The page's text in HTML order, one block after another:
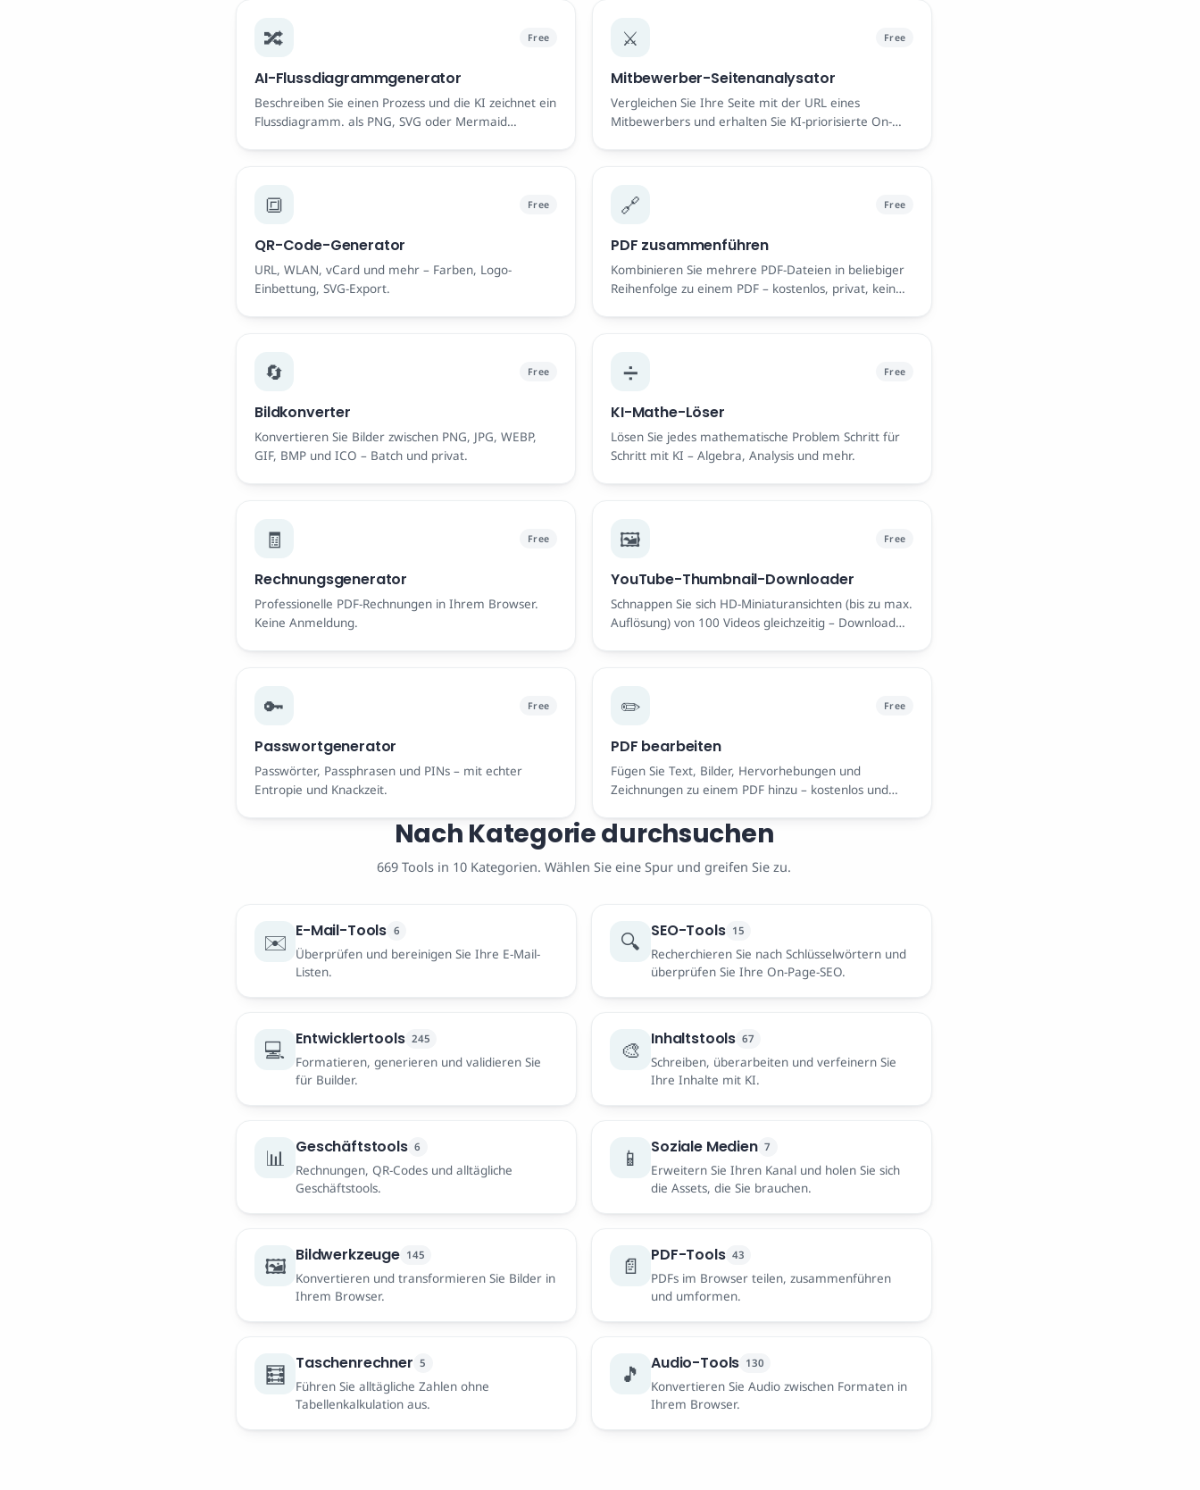
🔀 Free
AI-Flussdiagrammgenerator
Beschreiben Sie einen Prozess und die KI zeichnet ein
Flussdiagramm. als PNG, SVG oder Mermaid
⚔️ Free
Mitbewerber-Seitenanalysator
Vergleichen Sie Ihre Seite mit der URL eines
Mitbewerbers und erhalten Sie KI-priorisierte On-
🔳 Free
QR-Code-Generator
URL, WLAN, vCard und mehr – Farben, Logo-
Einbettung, SVG-Export.
🔗 Free
PDF zusammenführen
Kombinieren Sie mehrere PDF-Dateien in beliebiger
Reihenfolge zu einem PDF – kostenlos, privat, kein
🔄 Free
Bildkonverter
Konvertieren Sie Bilder zwischen PNG, JPG, WEBP,
GIF, BMP und ICO – Batch und privat.
➗ Free
KI-Mathe-Löser
Lösen Sie jedes mathematische Problem Schritt für
Schritt mit KI – Algebra, Analysis und mehr.
🧾 Free
Rechnungsgenerator
Professionelle PDF-Rechnungen in Ihrem Browser.
Keine Anmeldung.
🖼️ Free
YouTube-Thumbnail-Downloader
Schnappen Sie sich HD-Miniaturansichten (bis zu max.
Auflösung) von 100 Videos gleichzeitig – Download
🔑 Free
Passwortgenerator
Passwörter, Passphrasen und PINs – mit echter
Entropie und Knackzeit.
✏️ Free
PDF bearbeiten
Fügen Sie Text, Bilder, Hervorhebungen und
Zeichnungen zu einem PDF hinzu – kostenlos und
Nach Kategorie durchsuchen
669 Tools in 10 Kategorien. Wählen Sie eine Spur und greifen Sie zu.
✉️ E-Mail-Tools 6
Überprüfen und bereinigen Sie Ihre E-Mail-
Listen.
🔍 SEO-Tools 15
Recherchieren Sie nach Schlüsselwörtern und
überprüfen Sie Ihre On-Page-SEO.
💻 Entwicklertools 245
Formatieren, generieren und validieren Sie
für Builder.
🎨 Inhaltstools 67
Schreiben, überarbeiten und verfeinern Sie
Ihre Inhalte mit KI.
📊 Geschäftstools 6
Rechnungen, QR-Codes und alltägliche
Geschäftstools.
📱 Soziale Medien 7
Erweitern Sie Ihren Kanal und holen Sie sich
die Assets, die Sie brauchen.
🖼️ Bildwerkzeuge 145
Konvertieren und transformieren Sie Bilder in
Ihrem Browser.
📄 PDF-Tools 43
PDFs im Browser teilen, zusammenführen
und umformen.
🧮 Taschenrechner 5
Führen Sie alltägliche Zahlen ohne
Tabellenkalkulation aus.
🎵 Audio-Tools 130
Konvertieren Sie Audio zwischen Formaten in
Ihrem Browser.